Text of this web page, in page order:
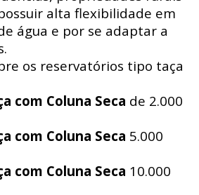
alta flexibilidade em
água e por se adaptar a
os reservatórios tipo taça
com Coluna Seca de 2.000
com Coluna Seca 5.000
com Coluna Seca 10.000